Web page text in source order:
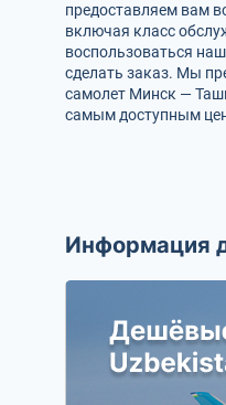
предоставляем вам
включая класс
воспользоваться
сделать заказ. Мы
самолет Минск —
самым доступным
Информация